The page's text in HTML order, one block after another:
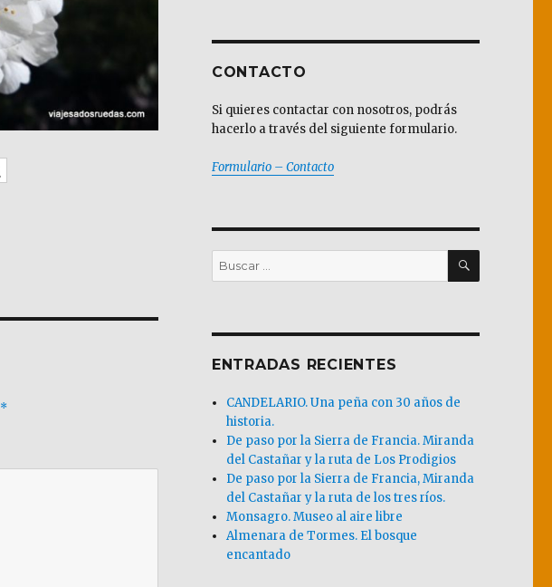
*
CONTACTO
Si quieres contactar con nosotros, podrás
hacerlo a través del siguiente formulario.
Formulario – Contacto
Buscar
por:
BUSCAR
ENTRADAS RECIENTES
CANDELARIO. Una peña con 30 años de
historia.
De paso por la Sierra de Francia. Miranda
del Castañar y la ruta de Los Prodigios
De paso por la Sierra de Francia, Miranda
del Castañar y la ruta de los tres ríos.
Monsagro. Museo al aire libre
Almenara de Tormes. El bosque
encantado